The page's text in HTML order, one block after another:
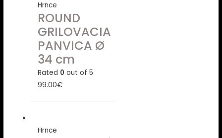
Hrnce
ROUND
GRILOVACIA
PANVICA Ø
34 cm
Rated 0 out of 5
99.00€
Hrnce